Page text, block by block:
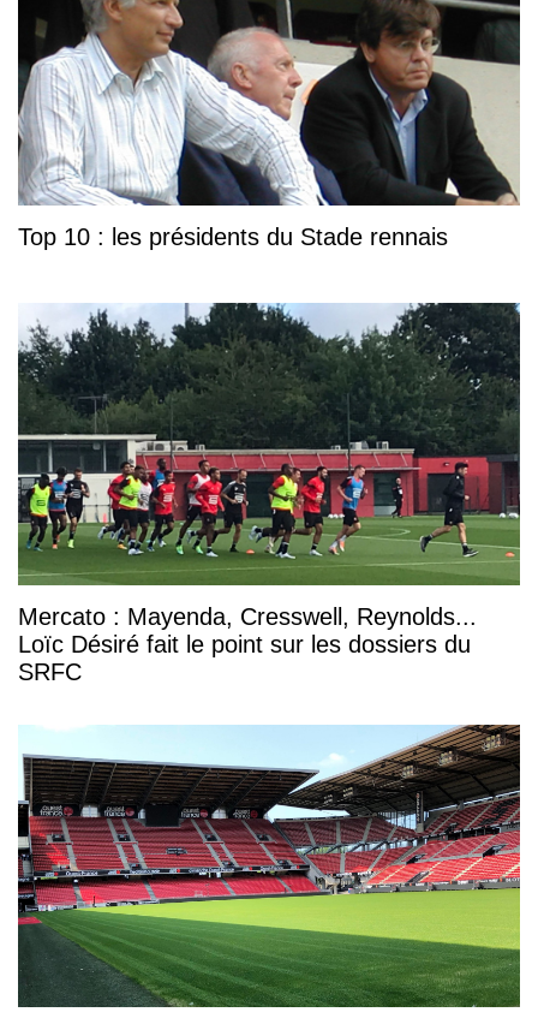
Top 10 : les présidents du Stade rennais
Mercato : Mayenda, Cresswell, Reynolds...
Loïc Désiré fait le point sur les dossiers du
SRFC